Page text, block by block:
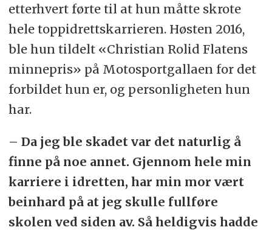
etterhvert førte til at hun måtte skrote
hele toppidrettskarrieren. Høsten 2016,
ble hun tildelt «Christian Rolid Flatens
minnepris» på Motosportgallaen for det
forbildet hun er, og personligheten hun
har.
– Da jeg ble skadet var det naturlig å
finne på noe annet. Gjennom hele min
karriere i idretten, har min mor vært
beinhard på at jeg skulle fullføre
skolen ved siden av. Så heldigvis hadde